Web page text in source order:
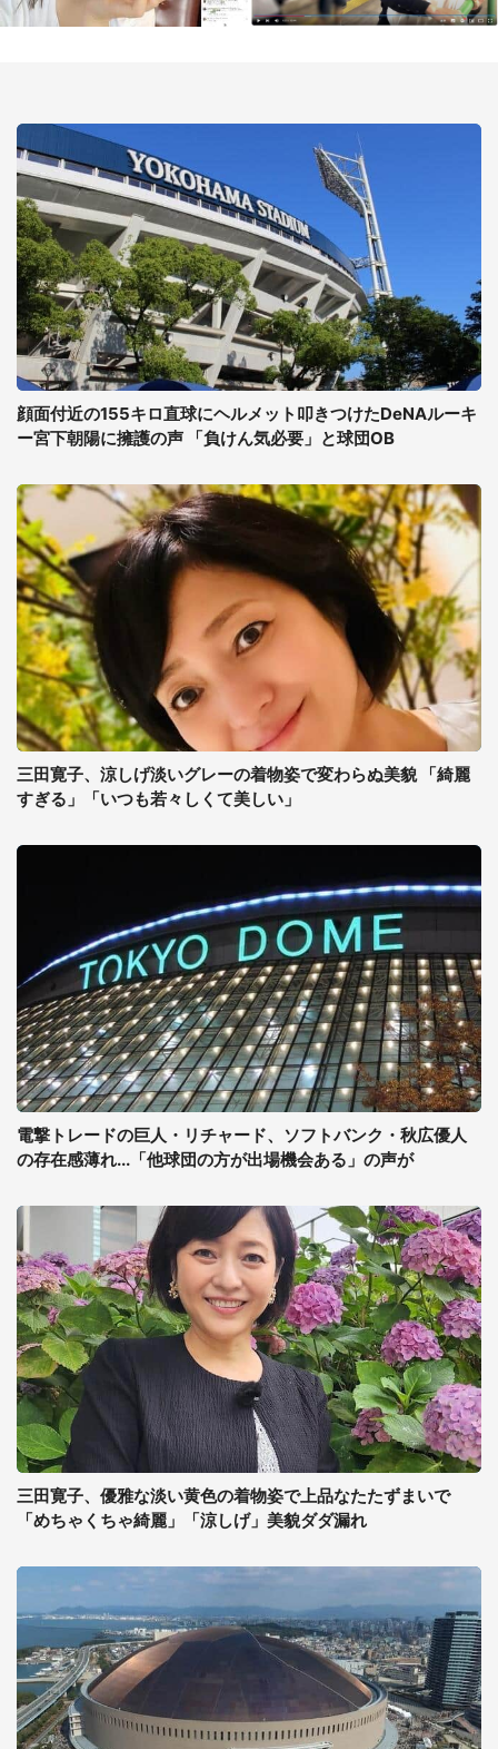
顔面付近の155キロ直球にヘルメット叩きつけたDeNAルーキ
ー宮下朝陽に擁護の声 「負けん気必要」と球団OB
三田寛子、涼しげ淡いグレーの着物姿で変わらぬ美貌 「綺麗
すぎる」「いつも若々しくて美しい」
電撃トレードの巨人・リチャード、ソフトバンク・秋広優人
の存在感薄れ...「他球団の方が出場機会ある」の声が
三田寛子、優雅な淡い黄色の着物姿で上品なたたずまいで
「めちゃくちゃ綺麗」「涼しげ」美貌ダダ漏れ